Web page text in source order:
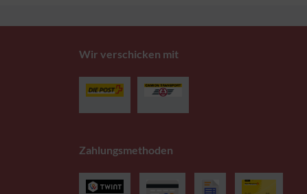
Wir verschicken mit
Zahlungsmethoden